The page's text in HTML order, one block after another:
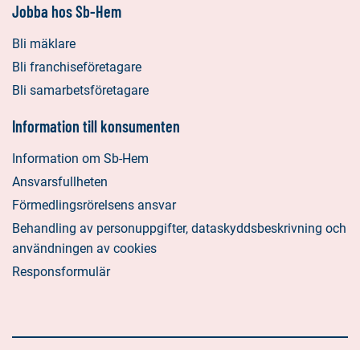
Jobba hos Sb-Hem
Bli mäklare
Bli franchiseföretagare
Bli samarbetsföretagare
Information till konsumenten
Information om Sb-Hem
Ansvarsfullheten
Förmedlingsrörelsens ansvar
Behandling av personuppgifter, dataskyddsbeskrivning och
användningen av cookies
Responsformulär